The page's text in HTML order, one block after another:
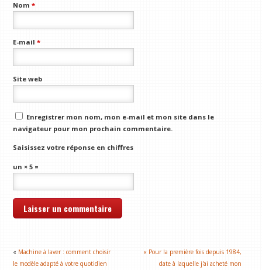
Nom*
E-mail*
Site web
Enregistrer mon nom, mon e-mail et mon site dans le
navigateur pour mon prochain commentaire.
Saisissez votre réponse en chiffres
un × 5 =
« Machine à laver : comment choisir
le modèle adapté à votre quotidien
« Pour la première fois depuis 1984,
date à laquelle j'ai acheté mon